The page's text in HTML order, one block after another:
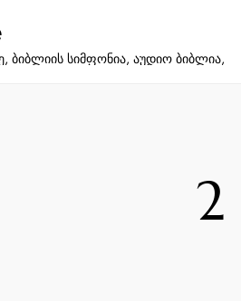
ბიბლიის სიმფონია, აუდიო ბიბლია,